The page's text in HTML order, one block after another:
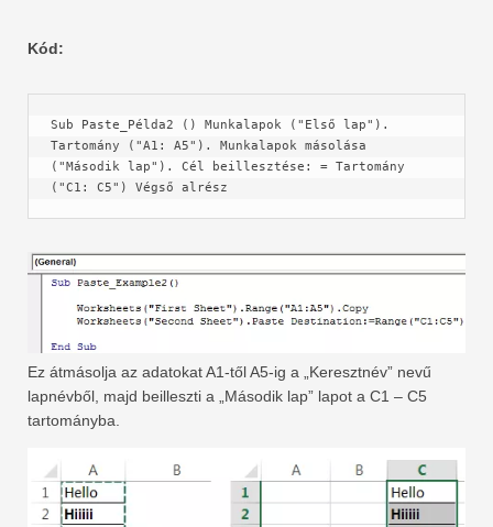
Kód:
Sub Paste_Példa2 () Munkalapok ("Első lap").
Tartomány ("A1: A5"). Munkalapok másolása
("Második lap"). Cél beillesztése: = Tartomány
("C1: C5") Végső alrész
Ez átmásolja az adatokat A1-től A5-ig a „Keresztnév” nevű
lapnévből, majd beilleszti a „Második lap” lapot a C1 – C5
tartományba.